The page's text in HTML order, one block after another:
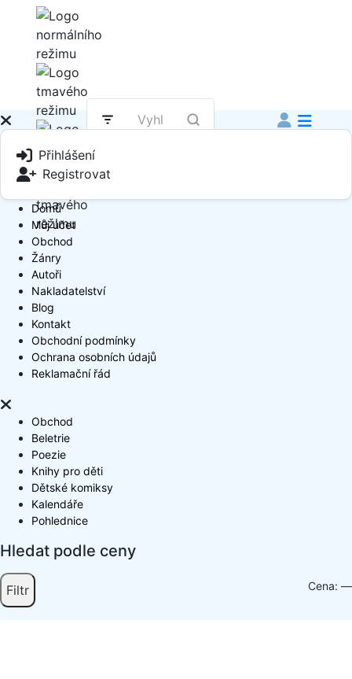
Přihlášení
Registrovat
Domů
Můj účet
Obchod
Žánry
Autoři
Nakladatelství
Blog
Kontakt
Obchodní podmínky
Ochrana osobních údajů
Reklamační řád
Obchod
Beletrie
Poezie
Knihy pro děti
Dětské komiksy
Kalendáře
Pohlednice
Hledat podle ceny
Filtr Cena: —